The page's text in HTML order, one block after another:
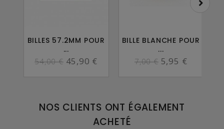
BILLES 57.2MM POUR
...
54,00 € 45,90 €
BILLE BLANCHE POUR
...
7,00 € 5,95 €
NOS CLIENTS ONT ÉGALEMENT
ACHETÉ